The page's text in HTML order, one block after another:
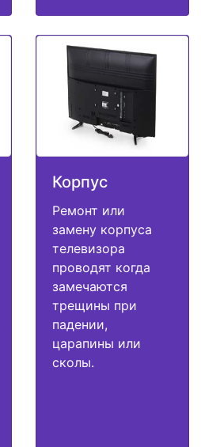
Корпус
Ремонт или
замену корпуса
телевизора
проводят когда
замечаются
трещины при
падении,
царапины или
сколы.